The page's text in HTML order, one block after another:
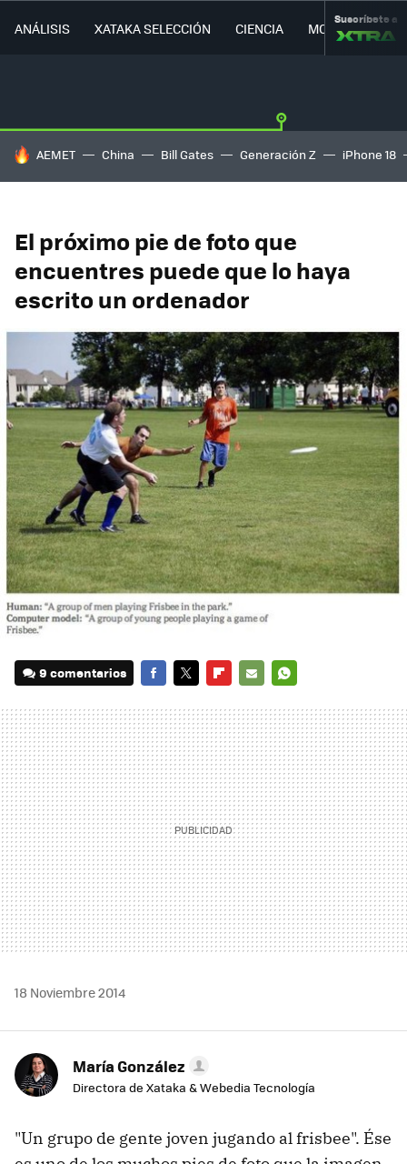
ANÁLISIS XATAKA SELECCIÓN CIENCIA MOVILIDAD
Suscríbete a
HOY SE HABLA DE
AEMET China Bill Gates Generación Z iPhone 18
El próximo pie de foto que
encuentres puede que lo haya
escrito un ordenador
9 comentarios
MAIL
18 Noviembre 2014
María González
Directora de Xataka & Webedia Tecnología
"Un grupo de gente joven jugando al frisbee". Ése